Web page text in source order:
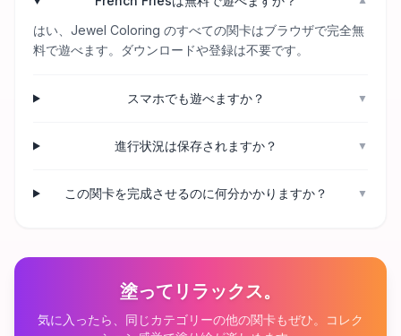
はい、Jewel Coloring のすべての関卡はブラウザで完全無
料で遊べます。ダウンロードや登録は不要です。
スマホでも遊べますか？ ▼
進行状況は保存されますか？ ▼
この関卡を完成させるのに何分かかりますか？ ▼
塗ってリラックス。
気に入ったら、同じカテゴリーの他の関卡もぜひ。コレク